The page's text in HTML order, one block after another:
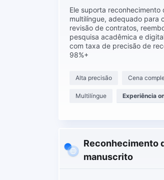
Ele suporta
multilíngue, adequado para
revisão de contratos,
pesquisa acadêmica e
com taxa de precisão de
98%+
Alta precisão Cena
Multilíngue Experiência
Reconhecimento
manuscrito